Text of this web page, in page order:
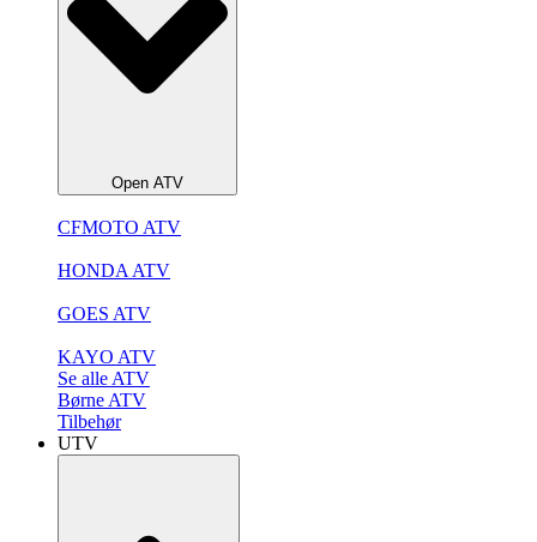
Open ATV
CFMOTO ATV
HONDA ATV
GOES ATV
KAYO ATV
Se alle ATV
Børne ATV
Tilbehør
UTV